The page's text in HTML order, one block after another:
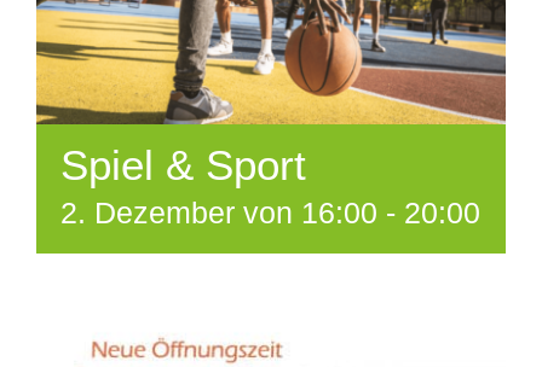
Spiel & Sport
2. Dezember von 16:00 - 20:00